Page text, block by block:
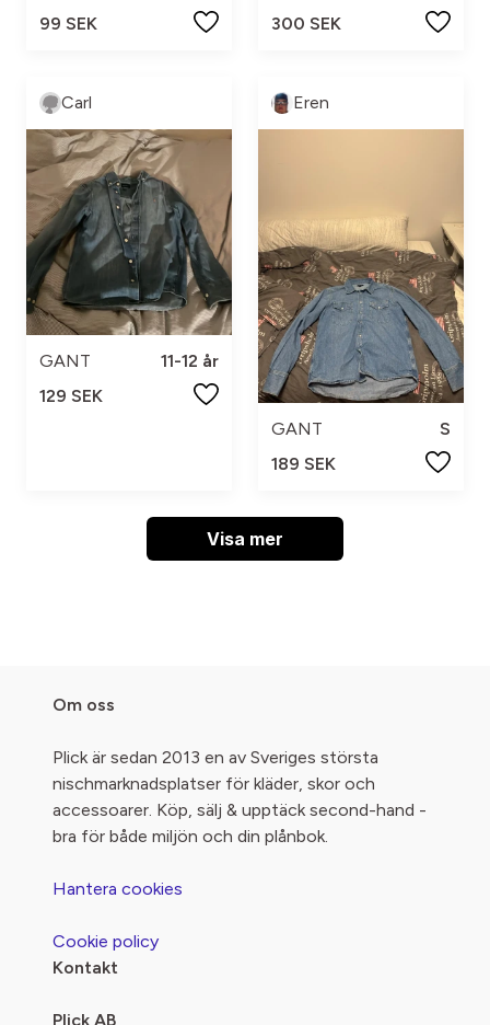
99 SEK
300 SEK
Carl
GANT
11-12 år
129 SEK
Eren
GANT
S
189 SEK
Visa mer
Om oss
Plick är sedan 2013 en av Sveriges största
nischmarknadsplatser för kläder, skor och
accessoarer. Köp, sälj & upptäck second-hand -
bra för både miljön och din plånbok.
Hantera cookies
Cookie policy
Kontakt
Plick AB